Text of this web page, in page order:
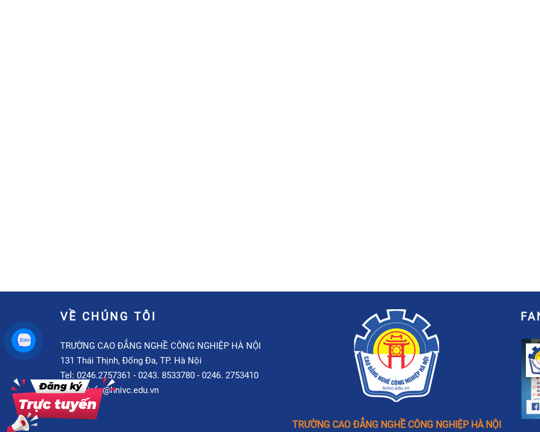
VỀ CHÚNG TÔI
TRƯỜNG CAO ĐẲNG NGHỀ CÔNG NGHIỆP HÀ NỘI
131 Thái Thịnh, Đống Đa, TP. Hà Nội
Tel: 0246.2757361 - 0243. 8533780 - 0246. 2753410
Email: info@hnivc.edu.vn
TRƯỜNG CAO ĐẲNG NGHỀ CÔNG NGHIỆP HÀ NỘI